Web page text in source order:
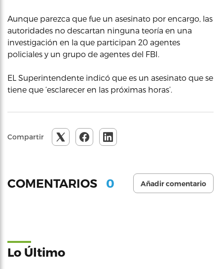
Aunque parezca que fue un asesinato por encargo, las
autoridades no descartan ninguna teoría en una
investigación en la que participan 20 agentes
policiales y un grupo de agentes del FBI.
EL Superintendente indicó que es un asesinato que se
tiene que ‘esclarecer en las próximas horas’.
Compartir
COMENTARIOS 0 Añadir comentario
Lo Último